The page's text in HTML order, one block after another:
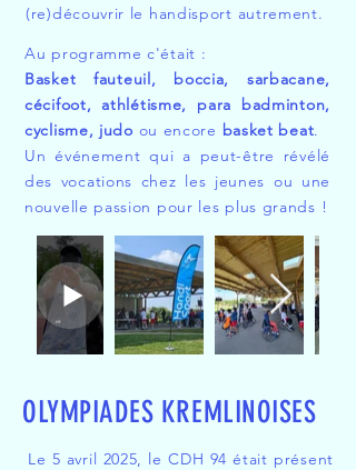
(re)découvrir le handisport autrement.
Au programme c'était :
Basket fauteuil, boccia, sarbacane,
cécifoot, athlétisme, para badminton,
cyclisme, judo ou encore basket beat.
Un événement qui a peut-être révélé
des vocations chez les jeunes ou une
nouvelle passion pour les plus grands !
OLYMPIADES KREMLINOISES
Le 5 avril 2025, le CDH 94 était présent